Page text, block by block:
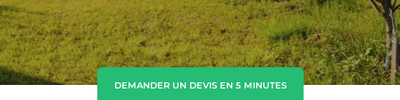
Tunisie (français)
Asie
Chine (chinois)DEMANDER UN DEVIS EN 5 MINUTES